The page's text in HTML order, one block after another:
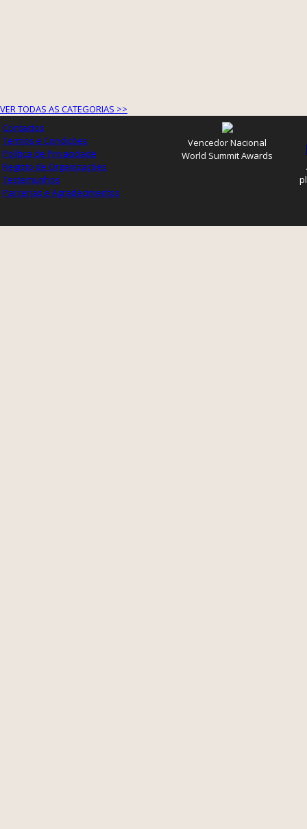
VER TODAS AS CATEGORIAS >>
Contactos
Termos e Condições
Política de Privacidade
Registo de Organizações
Testemunhos
Parcerias e Agradecimentos
Vencedor Nacional
World Summit Awards